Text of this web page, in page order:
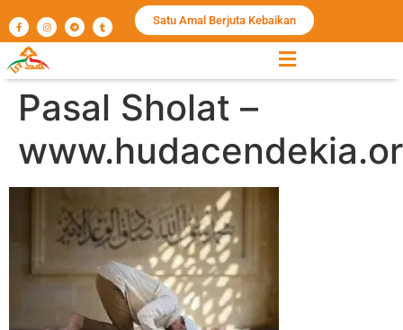
Satu Amal Berjuta Kebaikan
Pasal Sholat –